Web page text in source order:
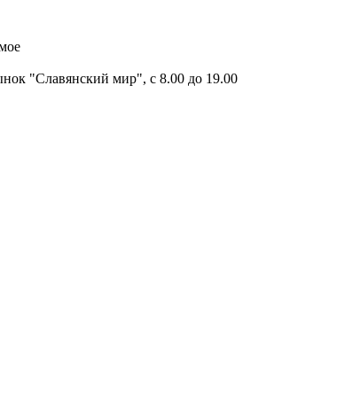
"Славянский мир", с 8.00 до 19.00